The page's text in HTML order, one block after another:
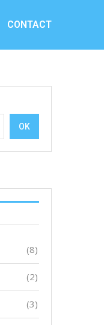
CONTACT
OK
(8)
(2)
(3)